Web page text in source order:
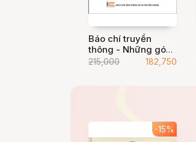
Báo chí truyền
thông - Những góc
tiếp cận
215,000 182,750
-15%